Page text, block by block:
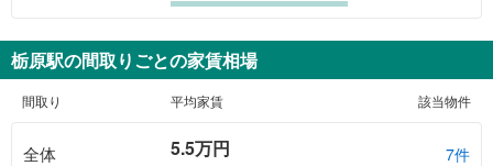
栃原駅の間取りごとの家賃相場
間取り 平均家賃 該当物件
全体 5.5万円 7件